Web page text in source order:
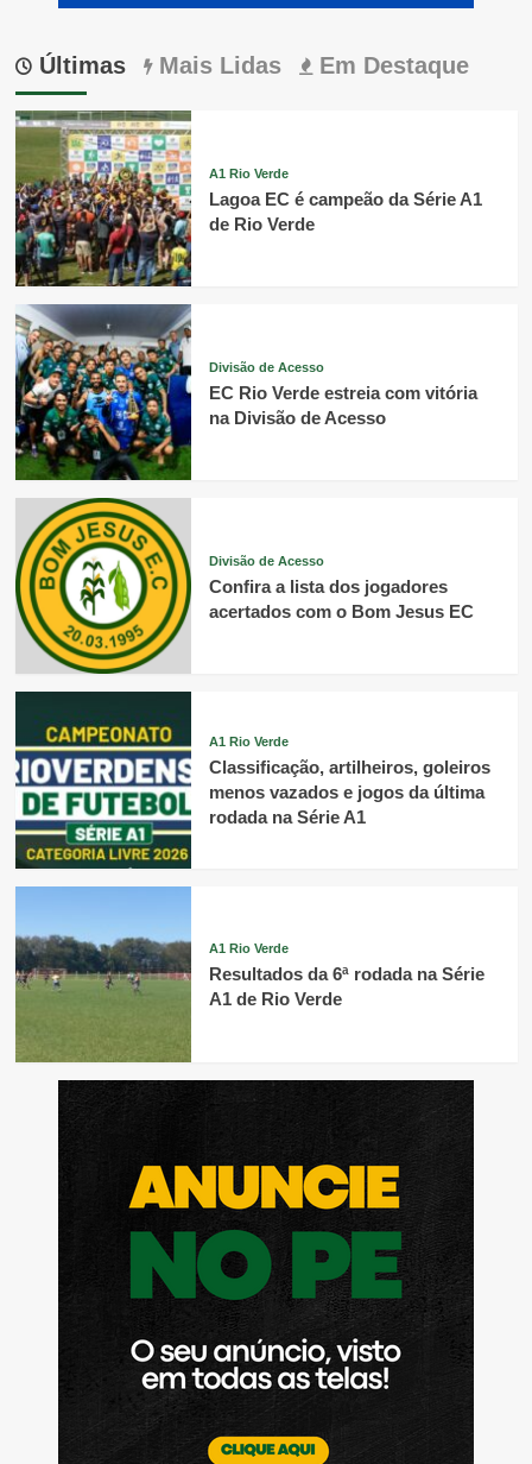
Últimas Mais Lidas Em Destaque
A1 Rio Verde
Lagoa EC é campeão da Série A1
de Rio Verde
Divisão de Acesso
EC Rio Verde estreia com vitória
na Divisão de Acesso
Divisão de Acesso
Confira a lista dos jogadores
acertados com o Bom Jesus EC
A1 Rio Verde
Classificação, artilheiros, goleiros
menos vazados e jogos da última
rodada na Série A1
A1 Rio Verde
Resultados da 6ª rodada na Série
A1 de Rio Verde